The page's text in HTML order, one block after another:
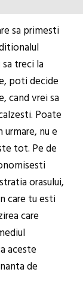
sa primesti
treci la
poti decide
cand vrei sa
Poate
nu e
tot. Pe de
orasului,
care tu esti
care
aceste
de